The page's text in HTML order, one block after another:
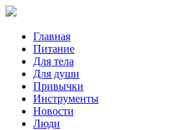
Главная
Питание
Для тела
Для души
Привычки
Инструменты
Новости
Люди